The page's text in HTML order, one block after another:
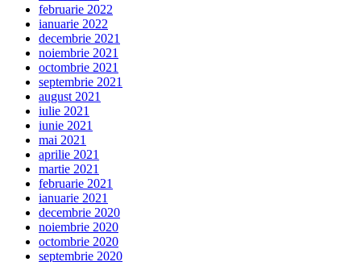
februarie 2022
ianuarie 2022
decembrie 2021
noiembrie 2021
octombrie 2021
septembrie 2021
august 2021
iulie 2021
iunie 2021
mai 2021
aprilie 2021
martie 2021
februarie 2021
ianuarie 2021
decembrie 2020
noiembrie 2020
octombrie 2020
septembrie 2020